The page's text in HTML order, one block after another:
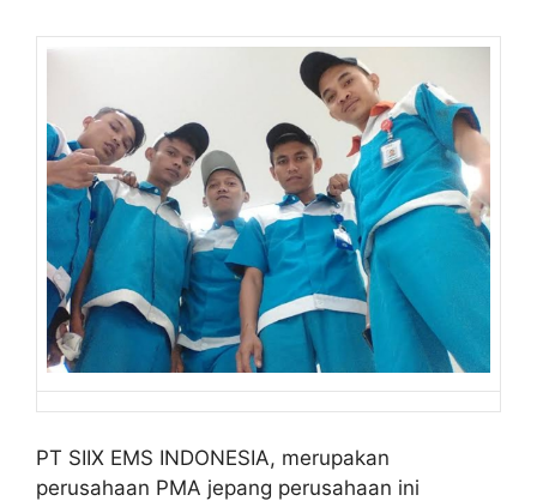
PT SIIX EMS INDONESIA, merupakan
perusahaan PMA jepang perusahaan ini